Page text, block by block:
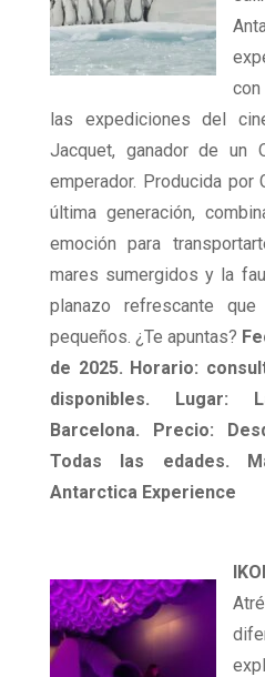
las expediciones del
Jacquet, ganador de un
emperador. Producida por
última generación,
emoción para
mares sumergidos y la
planazo refrescante
pequeños. ¿Te apuntas?
de 2025. Horario:
disponibles. Lugar:
Barcelona. Precio:
Todas las edades.
Antarctica Experience